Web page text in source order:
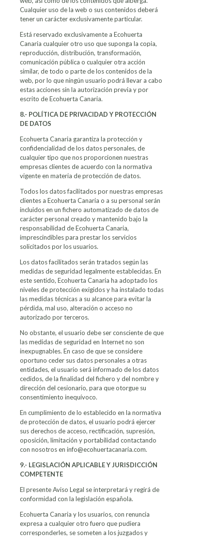
Cualquier uso de la web o sus contenidos deberá
tener un carácter exclusivamente particular.
Está reservado exclusivamente a Ecohuerta
Canaria cualquier otro uso que suponga la copia,
reproducción, distribución, transformación,
comunicación pública o cualquier otra acción
similar, de todo o parte de los contenidos de la
web, por lo que ningún usuario podrá llevar a cabo
estas acciones sin la autorización previa y por
escrito de Ecohuerta Canaria.
8.- POLÍTICA DE PRIVACIDAD Y PROTECCIÓN
DE DATOS
Ecohuerta Canaria garantiza la protección y
confidencialidad de los datos personales, de
cualquier tipo que nos proporcionen nuestras
empresas clientes de acuerdo con la normativa
vigente en materia de protección de datos.
Todos los datos facilitados por nuestras empresas
clientes a Ecohuerta Canaria o a su personal serán
incluidos en un fichero automatizado de datos de
carácter personal creado y mantenido bajo la
responsabilidad de Ecohuerta Canaria,
imprescindibles para prestar los servicios
solicitados por los usuarios.
Los datos facilitados serán tratados según las
medidas de seguridad legalmente establecidas. En
este sentido, Ecohuerta Canaria ha adoptado los
niveles de protección exigidos y ha instalado todas
las medidas técnicas a su alcance para evitar la
pérdida, mal uso, alteración o acceso no
autorizado por terceros.
No obstante, el usuario debe ser consciente de que
las medidas de seguridad en Internet no son
inexpugnables. En caso de que se considere
oportuno ceder sus datos personales a otras
entidades, el usuario será informado de los datos
cedidos, de la finalidad del fichero y del nombre y
dirección del cesionario, para que otorgue su
consentimiento inequívoco.
En cumplimiento de lo establecido en la normativa
de protección de datos, el usuario podrá ejercer
sus derechos de acceso, rectificación, supresión,
oposición, limitación y portabilidad contactando
con nosotros en info@ecohuertacanaria.com.
9.- LEGISLACIÓN APLICABLE Y JURISDICCIÓN
COMPETENTE
El presente Aviso Legal se interpretará y regirá de
conformidad con la legislación española.
Ecohuerta Canaria y los usuarios, con renuncia
expresa a cualquier otro fuero que pudiera
corresponderles, se someten a los juzgados y